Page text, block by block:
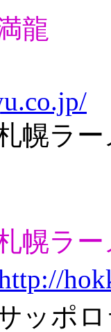
龍
ン横
幌ラ
メ